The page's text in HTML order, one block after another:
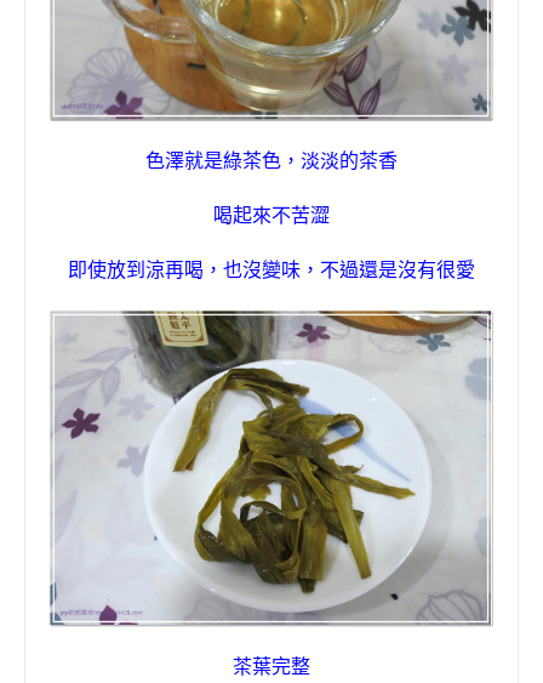
色澤就是綠茶色，淡淡的茶香
喝起來不苦澀
即使放到涼再喝 ， 也沒變味 ，不過還是沒有很愛
茶葉完整